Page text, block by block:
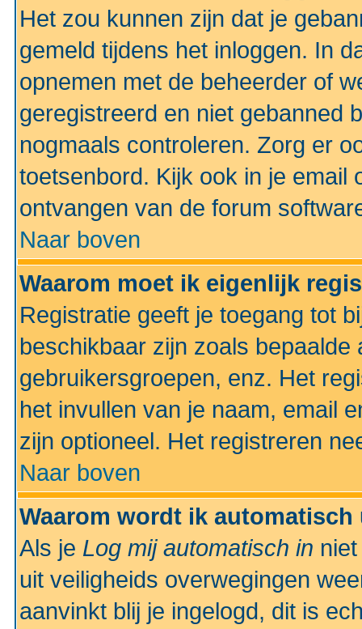
Het zou kunnen zijn dat je
gemeld tijdens het inloggen. In
opnemen met de beheerder of
geregistreerd en niet gebanned
nogmaals controleren. Zorg er
toetsenbord. Kijk ook in je email
ontvangen van de forum
Naar boven
Waarom moet ik eigenlijk
Registratie geeft je toegang tot
beschikbaar zijn zoals
gebruikersgroepen, enz. Het
het invullen van je naam, email
zijn optioneel. Het registreren
Naar boven
Waarom wordt ik
Als je Log mij automatisch in
uit veiligheids overwegingen
aanvinkt blij je ingelogd, dit is